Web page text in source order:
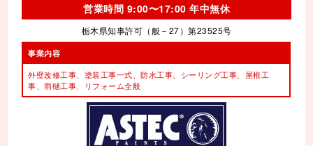
営業時間 9:00〜17:00 年中無休
栃木県知事許可（般－27）第23525号
事業内容
外壁改修工事、塗装工事⼀式、防水工事、シーリング工事、 屋根工
事、雨樋工事、
リフォーム全般